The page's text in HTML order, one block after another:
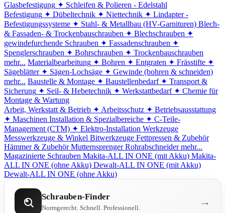
Glasbefestigung ✦ Schleifen & Polieren - Edelstahl
Befestigung ✦ Dübeltechnik ✦ Niettechnik ✦ Lindapter -
Befestigungssysteme ✦ Stahl- & Metallbau (HV-Garnituren) Blech-
& Fassaden- & Trockenbauschrauben ✦ Blechschrauben ✦
gewindefurchende Schrauben ✦ Fassadenschrauben ✦
Spenglerschrauben ✦ Bohrschrauben ✦ Trockenbauschrauben
mehr... Materialbearbeitung ✦ Bohren ✦ Entgraten ✦ Frässtifte ✦
Sägeblätter ✦ Sägen-Lochsäge ✦ Gewinde (bohren & schneiden)
mehr... Baustelle & Montage ✦ Baustellenbedarf ✦ Transport &
Sicherung ✦ Seil- & Hebetechnik ✦ Werkstattbedarf ✦ Chemie für
Montage & Wartung
Arbeit, Werkstatt & Betrieb ✦ Arbeitsschutz ✦ Betriebsausstattung
✦ Maschinen Installation & Spezialbereiche ✦ C-Teile-
Management (CTM) ✦ Elektro-Installation Werkzeuge
Messwerkzeuge & Winkel Bitwerkzeuge Fettpressen & Zubehör
Hämmer & Zubehör Mutternsprenger Rohrabschneider mehr...
Magazinierte Schrauben Makita-ALL IN ONE (mit Akku) Makita-
ALL IN ONE (ohne Akku) Dewalt-ALL IN ONE (mit Akku)
Dewalt-ALL IN ONE (ohne Akku)
Schrauben-Finder
Normgerecht. Schnell. Professionell. →